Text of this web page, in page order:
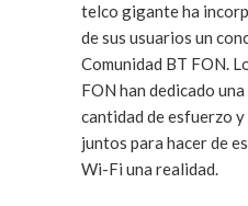
telco gigante ha
de sus usuarios un
Comunidad BT FON.
FON han dedicado
cantidad de esfuerzo
juntos para hacer de
Wi-Fi una realidad.